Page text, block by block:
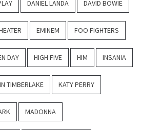
DANIEL LANDA DAVID BOWIE
EMINEM FOO FIGHTERS
DAY HIGH FIVE HIM INSANIA
TIMBERLAKE KATY PERRY
MADONNA